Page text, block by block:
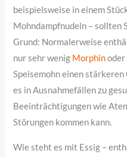
beispielsweise in einem
Mohndampfnudeln – sollten
Grund: Normalerweise
nur sehr wenig Morphinoder
Speisemohn einen
es in Ausnahmefällen zu
Beeinträchtigungen wie
Störungen kommen kann.
Wie steht es mit Essig –